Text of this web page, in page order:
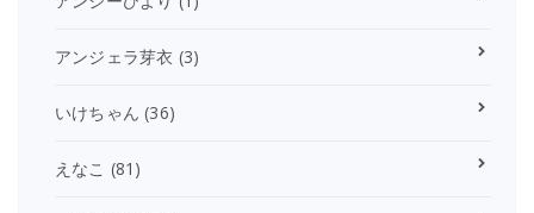
アンジェラ芽衣 (3)
いけちゃん (36)
えなこ (81)